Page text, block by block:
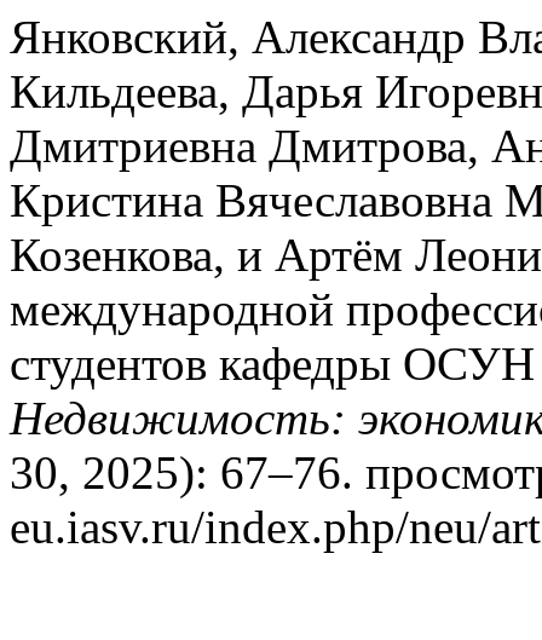
Янковский, Александр
Кильдеева, Дарья
Дмитриевна Дмитрова,
Кристина Вячеславовна
Козенкова, и Артём
международной
студентов кафедры
Недвижимость:
30, 2025): 67–76.
eu.iasv.ru/index.php/neu/